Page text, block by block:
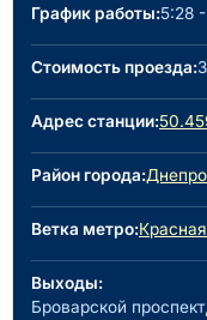
График работы:5:28
Стоимость проезда:
Адрес станции:
Район города:
Ветка метро:Красная
Выходы:
Броварской